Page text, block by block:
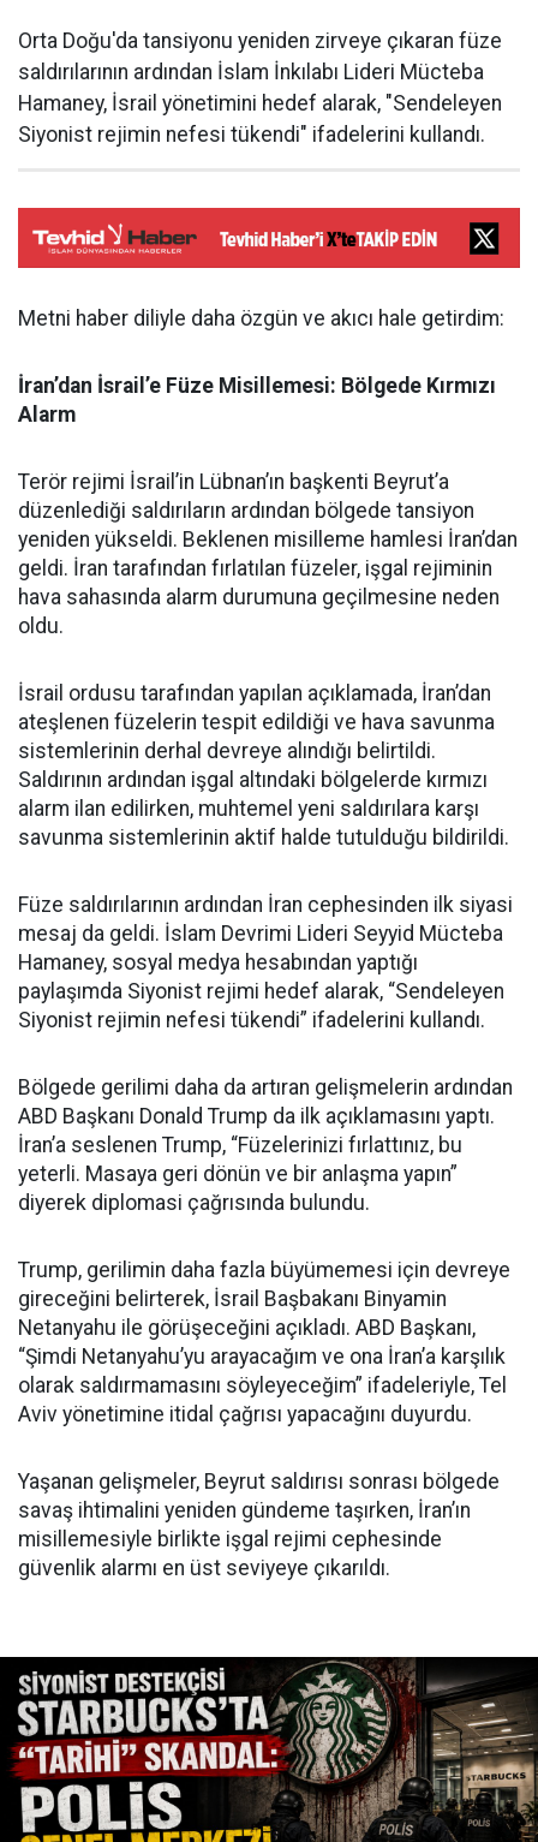
Orta Doğu'da tansiyonu yeniden zirveye çıkaran füze
saldırılarının ardından İslam İnkılabı Lideri Mücteba
Hamaney, İsrail yönetimini hedef alarak, "Sendeleyen
Siyonist rejimin nefesi tükendi" ifadelerini kullandı.
Metni haber diliyle daha özgün ve akıcı hale getirdim:
İran’dan İsrail’e Füze Misillemesi: Bölgede Kırmızı
Alarm
Terör rejimi İsrail’in Lübnan’ın başkenti Beyrut’a
düzenlediği saldırıların ardından bölgede tansiyon
yeniden yükseldi. Beklenen misilleme hamlesi İran’dan
geldi. İran tarafından fırlatılan füzeler, işgal rejiminin
hava sahasında alarm durumuna geçilmesine neden
oldu.
İsrail ordusu tarafından yapılan açıklamada, İran’dan
ateşlenen füzelerin tespit edildiği ve hava savunma
sistemlerinin derhal devreye alındığı belirtildi.
Saldırının ardından işgal altındaki bölgelerde kırmızı
alarm ilan edilirken, muhtemel yeni saldırılara karşı
savunma sistemlerinin aktif halde tutulduğu bildirildi.
Füze saldırılarının ardından İran cephesinden ilk siyasi
mesaj da geldi. İslam Devrimi Lideri Seyyid Mücteba
Hamaney, sosyal medya hesabından yaptığı
paylaşımda Siyonist rejimi hedef alarak, “Sendeleyen
Siyonist rejimin nefesi tükendi” ifadelerini kullandı.
Bölgede gerilimi daha da artıran gelişmelerin ardından
ABD Başkanı Donald Trump da ilk açıklamasını yaptı.
İran’a seslenen Trump, “Füzelerinizi fırlattınız, bu
yeterli. Masaya geri dönün ve bir anlaşma yapın”
diyerek diplomasi çağrısında bulundu.
Trump, gerilimin daha fazla büyümemesi için devreye
gireceğini belirterek, İsrail Başbakanı Binyamin
Netanyahu ile görüşeceğini açıkladı. ABD Başkanı,
“Şimdi Netanyahu’yu arayacağım ve ona İran’a karşılık
olarak saldırmamasını söyleyeceğim” ifadeleriyle, Tel
Aviv yönetimine itidal çağrısı yapacağını duyurdu.
Yaşanan gelişmeler, Beyrut saldırısı sonrası bölgede
savaş ihtimalini yeniden gündeme taşırken, İran’ın
misillemesiyle birlikte işgal rejimi cephesinde
güvenlik alarmı en üst seviyeye çıkarıldı.